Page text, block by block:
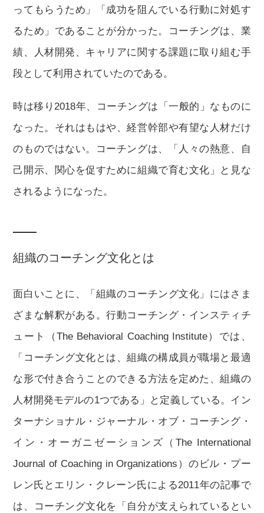
ってもらうため」「成功を阻んでいる行動に対処す
るため」であることが分かった。コーチングは、業
績、人材開発、キャリアに関する課題に取り組む手
段として利用されていたのである。
時は移り2018年、コーチングは「一般的」なものに
なった。それはもはや、経営幹部や有望な人材だけ
のものではない。コーチングは、「人々の熱意、自
己開示、関心を促すために組織で育む文化」と見な
されるようになった。
組織のコーチング文化とは
面白いことに、「組織のコーチング文化」にはさま
ざまな解釈がある。行動コーチング・インスティチ
ュート（The Behavioral Coaching Institute）では、
「コーチング文化とは、組織の構成員が職場と最適
な形で付き合うことのできる方法を定めた、組織の
人材開発モデルの1つである」と定義している。イン
ターナショナル・ジャーナル・オブ・コーチング・
イン・オーガニゼーションズ（The International
Journal of Coaching in Organizations）のビル・プー
レン氏とエリン・クレーン氏による2011年の記事で
は、コーチング文化を「自分が支えられているとい